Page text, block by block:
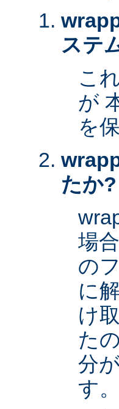
ステ
こ
が
を
たか?
場
の
に
け
た
分
す。